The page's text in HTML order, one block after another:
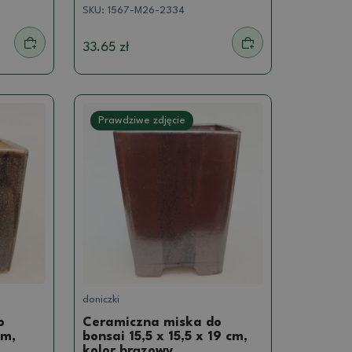
SKU:1567-M26-2334
33.65 zł
Prawdziwe zdjęcie
doniczki
Ceramiczna miska do
bonsai 15,5 x 15,5 x 19 cm,